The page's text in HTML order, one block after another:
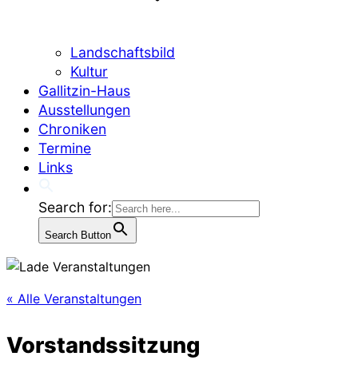
Landschaftsbild
Kultur
Gallitzin-Haus
Ausstellungen
Chroniken
Termine
Links
Search for:
Search Button
« Alle Veranstaltungen
Vorstandssitzung